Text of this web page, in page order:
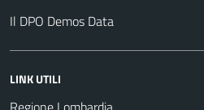
Il DPO Demos Data
LINK UTILI